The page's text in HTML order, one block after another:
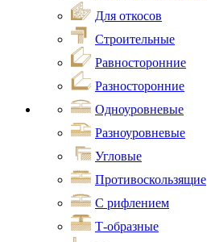
Для откосов
Строительные
Равносторонние
Разносторонние
Одноуровневые
Разноуровневые
Угловые
Противоскользящие
С рифлением
Т-образные